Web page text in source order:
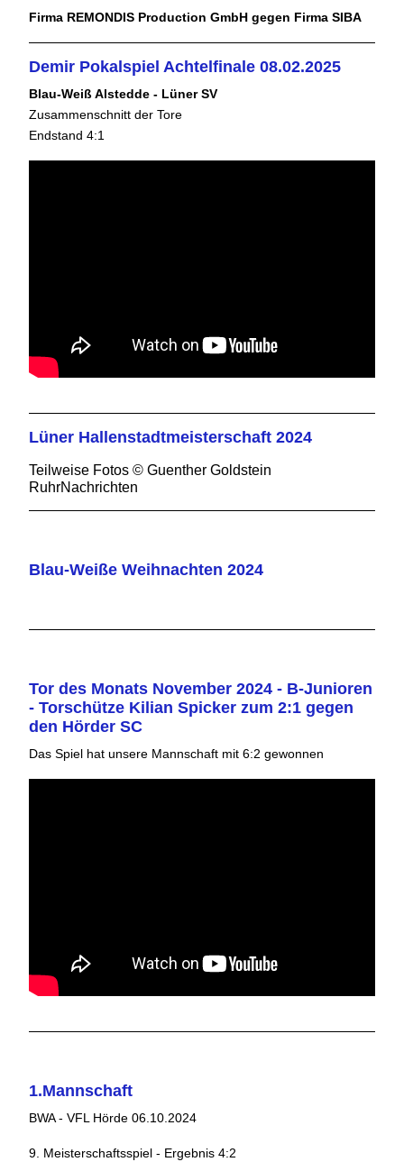
Firma REMONDIS Production GmbH gegen Firma SIBA
Demir Pokalspiel Achtelfinale 08.02.2025
Blau-Weiß Alstedde - Lüner SV
Zusammenschnitt der Tore
Endstand 4:1
Lüner Hallenstadtmeisterschaft 2024
Teilweise Fotos © Guenther Goldstein
RuhrNachrichten
Blau-Weiße Weihnachten 2024
Tor des Monats November 2024 - B-Junioren
- Torschütze Kilian Spicker zum 2:1 gegen
den Hörder SC
Das Spiel hat unsere Mannschaft mit 6:2 gewonnen
1.Mannschaft
BWA - VFL Hörde 06.10.2024
9. Meisterschaftsspiel - Ergebnis 4:2